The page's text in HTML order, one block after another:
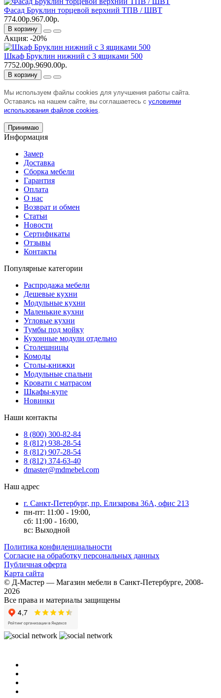
Фасад Бруклин торцевой верхний ТПВ / ШВТ
774.00р.967.00р.
В корзину
Акция: -20%
Шкаф Бруклин нижний с 3 ящиками 500
7752.00р.9690.00р.
В корзину
Мы используем файлы cookies для улучшения работы сайта.
Оставаясь на нашем сайте, вы соглашаетесь с условиями
использования файлов cookies.
Принимаю
Информация
Замер
Доставка
Сборка мебели
Гарантия
Оплата
О нас
Возврат и обмен
Статьи
Новости
Сертификаты
Отзывы
Контакты
Популярные категории
Распродажа мебели
Дешевые кухни
Модульные кухни
Маленькие кухни
Угловые кухни
Тумбы под мойку
Кухонные модули отдельно
Столешницы
Комоды
Столы-книжки
Модульные спальни
Кровати с матрасом
Шкафы-купе
Новинки
Наши контакты
8 (800) 300-82-84
8 (812) 938-28-54
8 (812) 907-28-54
8 (812) 374-63-40
dmaster@mdmebel.com
Наш адрес
г. Санкт-Петербург, пр. Елизарова 36А, офис 213
пн-пт: 11:00 - 19:00,
сб: 11:00 - 16:00,
вс: Выходной
Политика конфиденциальности
Согласие на обработку персональных данных
Публичная оферта
Карта сайта
© Д-Мастер — Магазин мебели в Санкт-Петербурге, 2008-
2026
Все права и материалы защищены